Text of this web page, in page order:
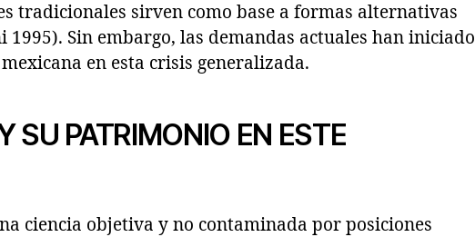
tradicionales sirven como base a formas alternativas
1995). Sin embargo, las demandas actuales han iniciado
en esta crisis generalizada.
SU PATRIMONIO EN ESTE
ciencia objetiva y no contaminada por posiciones